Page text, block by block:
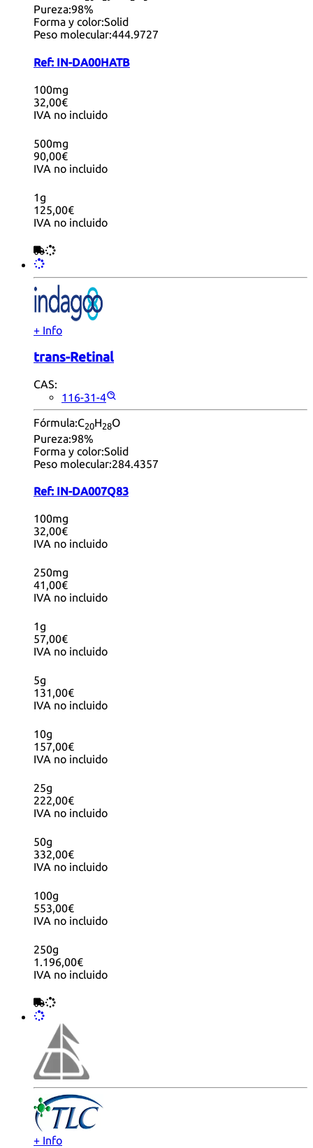
Pureza:98%
Forma y color:Solid
Peso molecular:444.9727
Ref: IN-DA00HATB
100mg
32,00€
IVA no incluido
500mg
90,00€
IVA no incluido
1g
125,00€
IVA no incluido
+ Info
trans-Retinal
CAS:
116-31-4
Fórmula:C20H28O
Pureza:98%
Forma y color:Solid
Peso molecular:284.4357
Ref: IN-DA007Q83
100mg
32,00€
IVA no incluido
250mg
41,00€
IVA no incluido
1g
57,00€
IVA no incluido
5g
131,00€
IVA no incluido
10g
157,00€
IVA no incluido
25g
222,00€
IVA no incluido
50g
332,00€
IVA no incluido
100g
553,00€
IVA no incluido
250g
1.196,00€
IVA no incluido
+ Info